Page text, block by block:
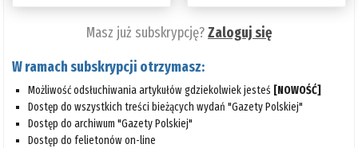
Masz już subskrypcję?Zaloguj się
W ramach subskrypcji otrzymasz:
Możliwość odsłuchiwania artykułów gdziekolwiek jesteś [NOWOŚĆ]
Dostęp do wszystkich treści bieżących wydań "Gazety Polskiej"
Dostęp do archiwum "Gazety Polskiej"
Dostęp do felietonów on-line